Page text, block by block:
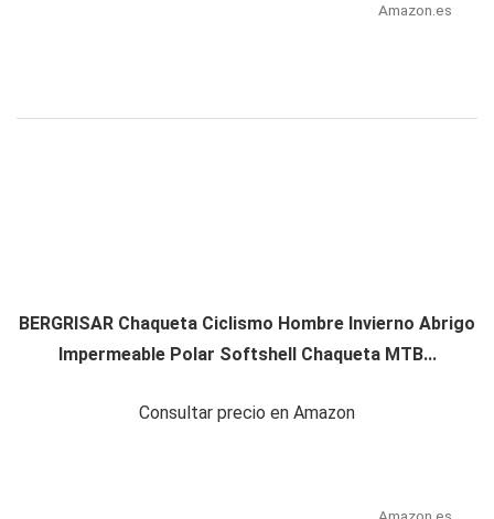
Amazon.es
BERGRISAR Chaqueta Ciclismo Hombre Invierno Abrigo
Impermeable Polar Softshell Chaqueta MTB...
Consultar precio en Amazon